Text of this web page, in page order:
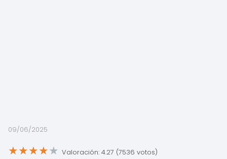
09/06/2025
★★★★★ Valoración: 4.27 (7536 votos)